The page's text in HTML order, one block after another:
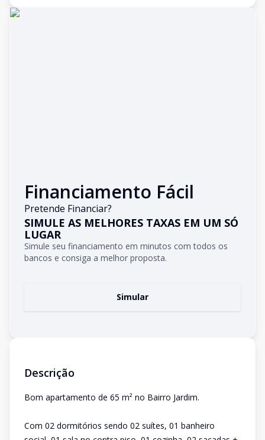
Financiamento Fácil
Pretende Financiar?
SIMULE AS MELHORES TAXAS EM UM SÓ
LUGAR
Simule seu financiamento em minutos com todos os
bancos e consiga a melhor proposta.
Simular
Descrição
Bom apartamento de 65 m² no Bairro Jardim.
Com 02 dormitórios sendo 02 suítes, 01 banheiro